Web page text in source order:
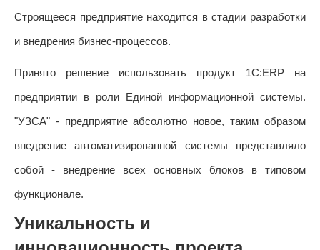
Строящееся предприятие находится в стадии разработки
и внедрения бизнес-процессов.
Принято решение использовать продукт 1С:ERP на
предприятии в роли Единой информационной системы.
"УЗСА" - предприятие абсолютно новое, таким образом
внедрение автоматизированной системы представляло
собой - внедрение всех основных блоков в типовом
функционале.
Уникальность и